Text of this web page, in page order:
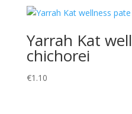
Yarrah Kat
chichorei
€1.10